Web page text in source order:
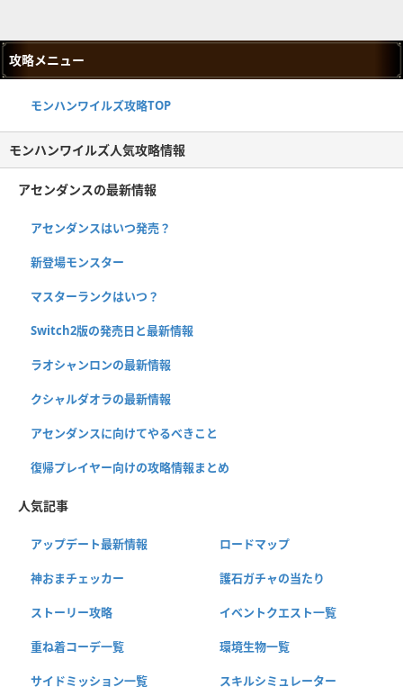
攻略メニュー
モンハンワイルズ攻略TOP
モンハンワイルズ人気攻略情報
アセンダンスの最新情報
アセンダンスはいつ発売？
新登場モンスター
マスターランクはいつ？
Switch2版の発売日と最新情報
ラオシャンロンの最新情報
クシャルダオラの最新情報
アセンダンスに向けてやるべきこと
復帰プレイヤー向けの攻略情報まとめ
人気記事
アップデート最新情報 ロードマップ
神おまチェッカー 護石ガチャの当たり
ストーリー攻略 イベントクエスト一覧
重ね着コーデ一覧 環境生物一覧
サイドミッション一覧 スキルシミュレーター